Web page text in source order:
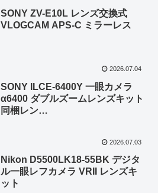
SONY ZV-E10L レンズ交換式
VLOGCAM APS-C ミラーレス
2026.07.04
SONY ILCE-6400Y 一眼カメラ
α6400 ダブルズームレンズキット
同梱レン
2026.07.03
Nikon D5500LK18-55BK デジタ
ル一眼レフカメラ VRII レンズキ
ット